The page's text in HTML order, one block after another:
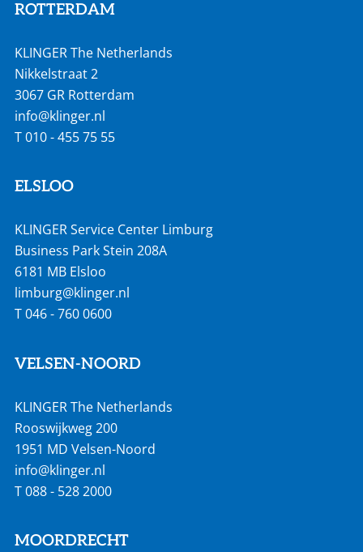
ROTTERDAM
KLINGER The Netherlands
Nikkelstraat 2
3067 GR Rotterdam
info@klinger.nl
T010 - 455 75 55
ELSLOO
KLINGER Service Center Limburg
Business Park Stein 208A
6181 MB Elsloo
limburg@klinger.nl
T046 - 760 0600
VELSEN-NOORD
KLINGER The Netherlands
Rooswijkweg 200
1951 MD Velsen-Noord
info@klinger.nl
T088 - 528 2000
MOORDRECHT